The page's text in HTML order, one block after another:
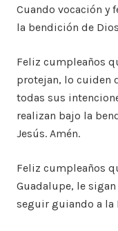
Cuando vocación y
la bendición de
Feliz cumpleaños
protejan, lo cuiden
todas sus
realizan bajo la
Jesús. Amén.
Feliz cumpleaños
Guadalupe, le
seguir guiando a la